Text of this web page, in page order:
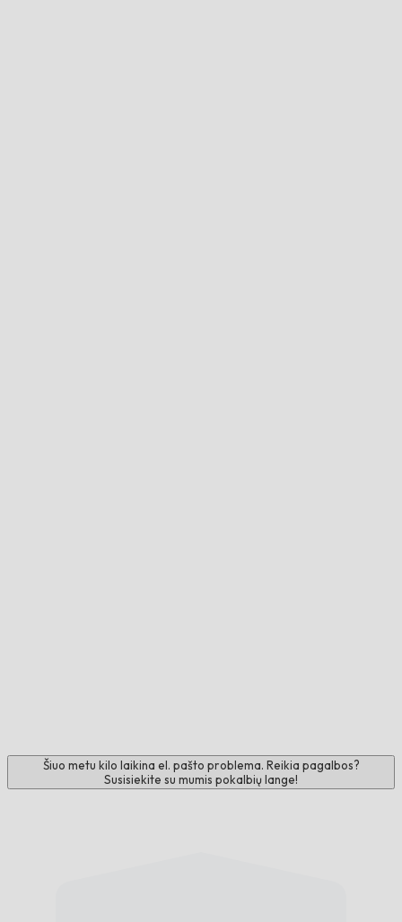
Šiuo metu kilo laikina el. pašto problema. Reikia pagalbos?
Susisiekite su mumis pokalbių lange!